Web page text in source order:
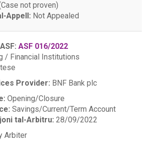
not proven)
Appell: Not Appealed
ASF 016/2022
/ Financial Institutions
Provider: BNF Bank plc
Opening/Closure
Savings/Current/Term Account
tal-Arbitru: 28/09/2022
Arbiter